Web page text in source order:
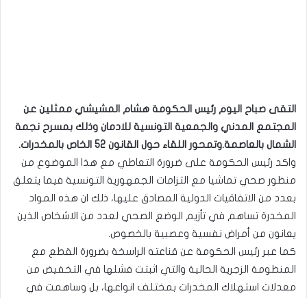
التقى صباح اليوم رئيس الحكومة هشام المشيشي ممثلين عن
المجتمع المدني والجمعية التونسية للادمان وذلك بمسرح نجمة
الشمال بالعاصمة.وتمحور اللقاء حول القانون 52 الخاص بالمخدرات.
واكد رئيس الحكومة على ضرورة التعاطي مع هذا الموضوع من
منظور صحي تماشيا مع التزامات الجمهورية التونسية فيما يتعلق
بعدد من الاتفاقيات الدولية المصادق عليها، ذلك ان هذه المواد
المخدرة تساهم في تأزيم الوضع الصحي لعدد من الاشخاص الذين
يعانون من أمراض نفسية وعصبية بالخصوص.
كما عبر رئيس الحكومة عن قناعته الراسخة بضرورة القطع مع
المنظومة الزجرية الحالية والتي اثبتت فشلها في التخفيض من
معدلات استهلاك المخدرات بمختلف انواعها، بل وساهمت في